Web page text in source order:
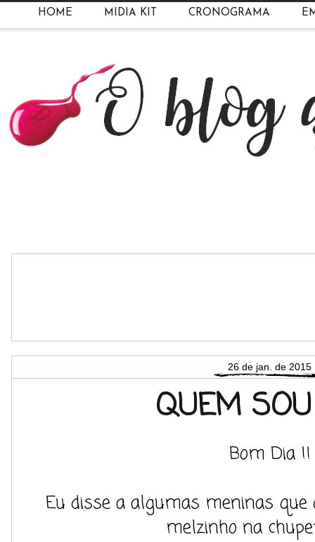
HOME MIDIA KIT CRONOGRAMA
26 de jan. de 2015
QUEM
Bom Dia !!
Eu disse a algumas meninas
melzinho na